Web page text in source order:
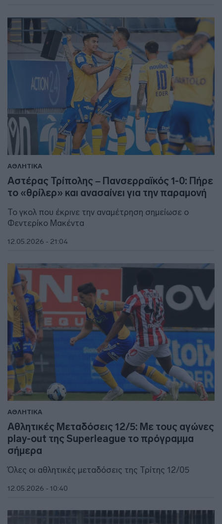
ΑΘΛΗΤΙΚΑ
Αστέρας Τρίπολης – Πανσερραϊκός 1-0: Πήρε
το «θρίλερ» και ανασαίνει για την παραμονή
Το γκολ που έκρινε την αναμέτρηση σημείωσε ο
Φεντερίκο Μακέντα
12.05.2026 - 21:04
ΑΘΛΗΤΙΚΑ
Αθλητικές Μεταδόσεις 12/5: Με τους αγώνες
play-out της Superleague το πρόγραμμα
σήμερα
Όλες οι αθλητικές μεταδόσεις της Τρίτης 12/05
12.05.2026 - 10:40